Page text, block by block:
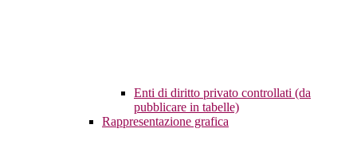
Enti di diritto privato controllati (da
pubblicare in tabelle)
Rappresentazione grafica